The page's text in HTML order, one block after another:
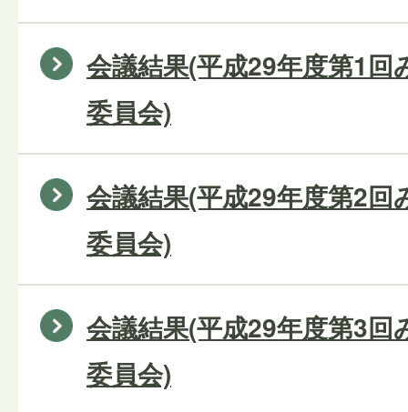
会議結果(平成29年度第1回
委員会)
会議結果(平成29年度第2回
委員会)
会議結果(平成29年度第3回
委員会)